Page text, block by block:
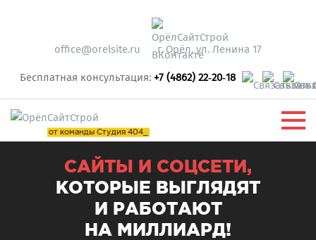
office@orelsite.ru г. Орёл, ул. Ленина 17
Бесплатная консультация: +7 (4862) 22‑20‑18
от команды Студия 404_
САЙТЫ И СОЦСЕТИ,
КОТОРЫЕ ВЫГЛЯДЯТ
И РАБОТАЮТ
НА МИЛЛИАРД!